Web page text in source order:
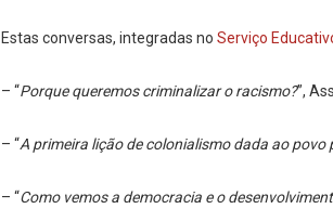
Estas conversas, integradas no Serviço
– “Porque queremos criminalizar o racismo?”,
– “A primeira lição de colonialismo dada ao
– “Como vemos a democracia e o